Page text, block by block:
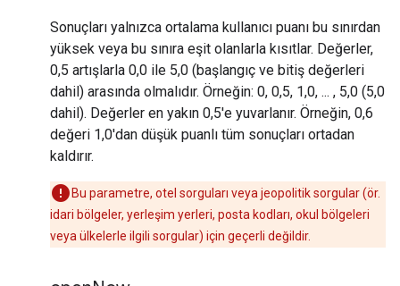
Sonuçları yalnızca ortalama kullanıcı puanı bu sınırdan
yüksek veya bu sınıra eşit olanlarla kısıtlar. Değerler,
0,5 artışlarla 0,0 ile 5,0 (başlangıç ve bitiş değerleri
dahil) arasında olmalıdır. Örneğin: 0, 0,5, 1,0, ... , 5,0 (5,0
dahil). Değerler en yakın 0,5'e yuvarlanır. Örneğin, 0,6
değeri 1,0'dan düşük puanlı tüm sonuçları ortadan
kaldırır.
Bu parametre, otel sorguları veya jeopolitik sorgular (ör.
idari bölgeler, yerleşim yerleri, posta kodları, okul bölgeleri
veya ülkelerle ilgili sorgular) için geçerli değildir.